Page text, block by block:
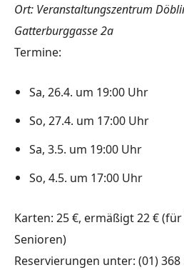
Ort: Veranstaltungszentrum
Gatterburggasse 2a
Termine:
Sa, 26.4. um 19:00 Uhr
So, 27.4. um 17:00 Uhr
Sa, 3.5. um 19:00 Uhr
So, 4.5. um 17:00 Uhr
Karten: 25 €, ermäßigt 22 €
Senioren)
Reservierungen unter: (01)